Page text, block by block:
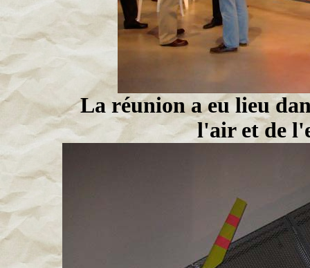
La réunion a eu lieu
l'air et de